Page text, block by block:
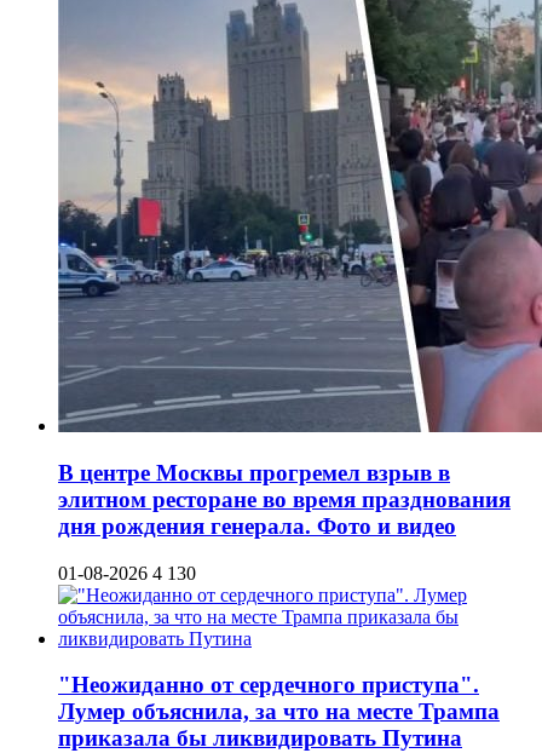
В центре Москвы прогремел взрыв в
элитном ресторане во время празднования
дня рождения генерала. Фото и видео
01-08-2026 4 130
"Неожиданно от сердечного приступа".
Лумер объяснила, за что на месте Трампа
приказала бы ликвидировать Путина